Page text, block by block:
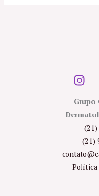
Grupo
(21)
(21)
Política